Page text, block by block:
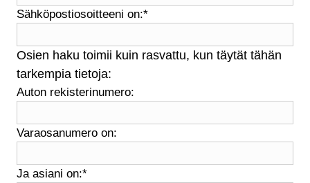
Sähköpostiosoitteeni on:*
Osien haku toimii kuin rasvattu, kun täytät tähän
tarkempia tietoja:
Auton rekisterinumero:
Varaosanumero on:
Ja asiani on:*